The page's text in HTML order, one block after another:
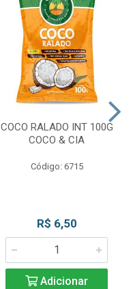
COCO RALADO INT 100G
COCO & CIA
Código: 6715
R$ 6,50
Adicionar